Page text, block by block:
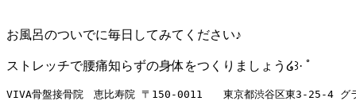
お風呂のついでに毎日してみてください♪
ストレッチで腰痛知らずの身体をつくりましょう໒꒱· ﾟ
VIVA骨盤接骨院　恵比寿院 〒150-0011　　東京都渋谷区東3-25-4 グ